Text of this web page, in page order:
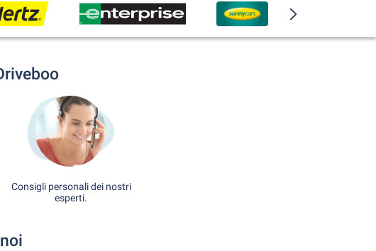
Consigli personali dei nostri
esperti.